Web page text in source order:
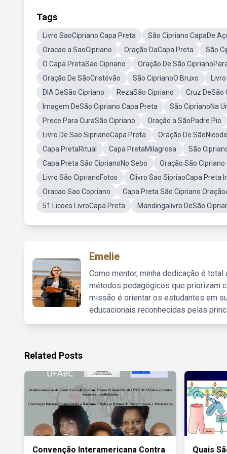
Tags
Livro SaoCipriano Capa Preta
São Cipriano CapaDe
Oracao a SaoCipriano
Oração DaCapa Preta
São
O Capa PretaSao Cipriano
Oração De São
Oração De SãoCristóvão
São CiprianoO Bruxo
DIA DeSão Cipriano
RezaSão Cipriano
Cruz DeSão
Imagem DeSão Cipriano Capa Preta
São CiprianoNa
Prece Para CuraSão Cipriano
Oração a SãoPadre Pio
Livro De Sao SiprianoCapa Preta
Oração De
Capa PretaRitual
Capa PretaMilagrosa
São
Capa Preta São CiprianoNo Sebo
Oração São
Livro São CiprianoFotos
Clivro Sao SipriaoCapa Preta
Oracao Sao Copriano
Capa Preta São Cipriano
51 Licoes LivroCapa Preta
Mandingalivro DeSão
Emelie
Como mentor, minha dedicação é
métodos pedagógicos que priorizam
missão é orientar os estudantes em
educacionais reconhecidas pelas
Related Posts
Convenção Interamericana Contra Quais